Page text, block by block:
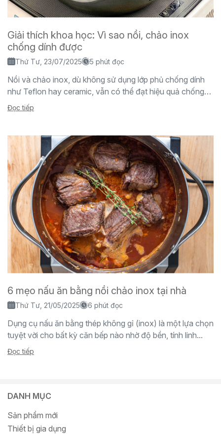
Giải thích khoa học: Vì sao nồi, chảo inox
chống dính được
Thứ Tư, 23/07/2025 5 phút đọc
Nồi và chảo inox, dù không sử dụng lớp phủ chống dính
như Teflon hay ceramic, vẫn có thể đạt hiệu quả chống
dính tuyệt vời...
Đọc tiếp
6 mẹo nấu ăn bằng nồi chảo inox tại nhà
Thứ Tư, 21/05/2025 6 phút đọc
Dụng cụ nấu ăn bằng thép không gỉ (inox) là một lựa chọn
tuyệt vời cho bất kỳ căn bếp nào nhờ độ bền, tính linh...
Đọc tiếp
DANH MỤC
Sản phẩm mới
Thiết bị gia dụng